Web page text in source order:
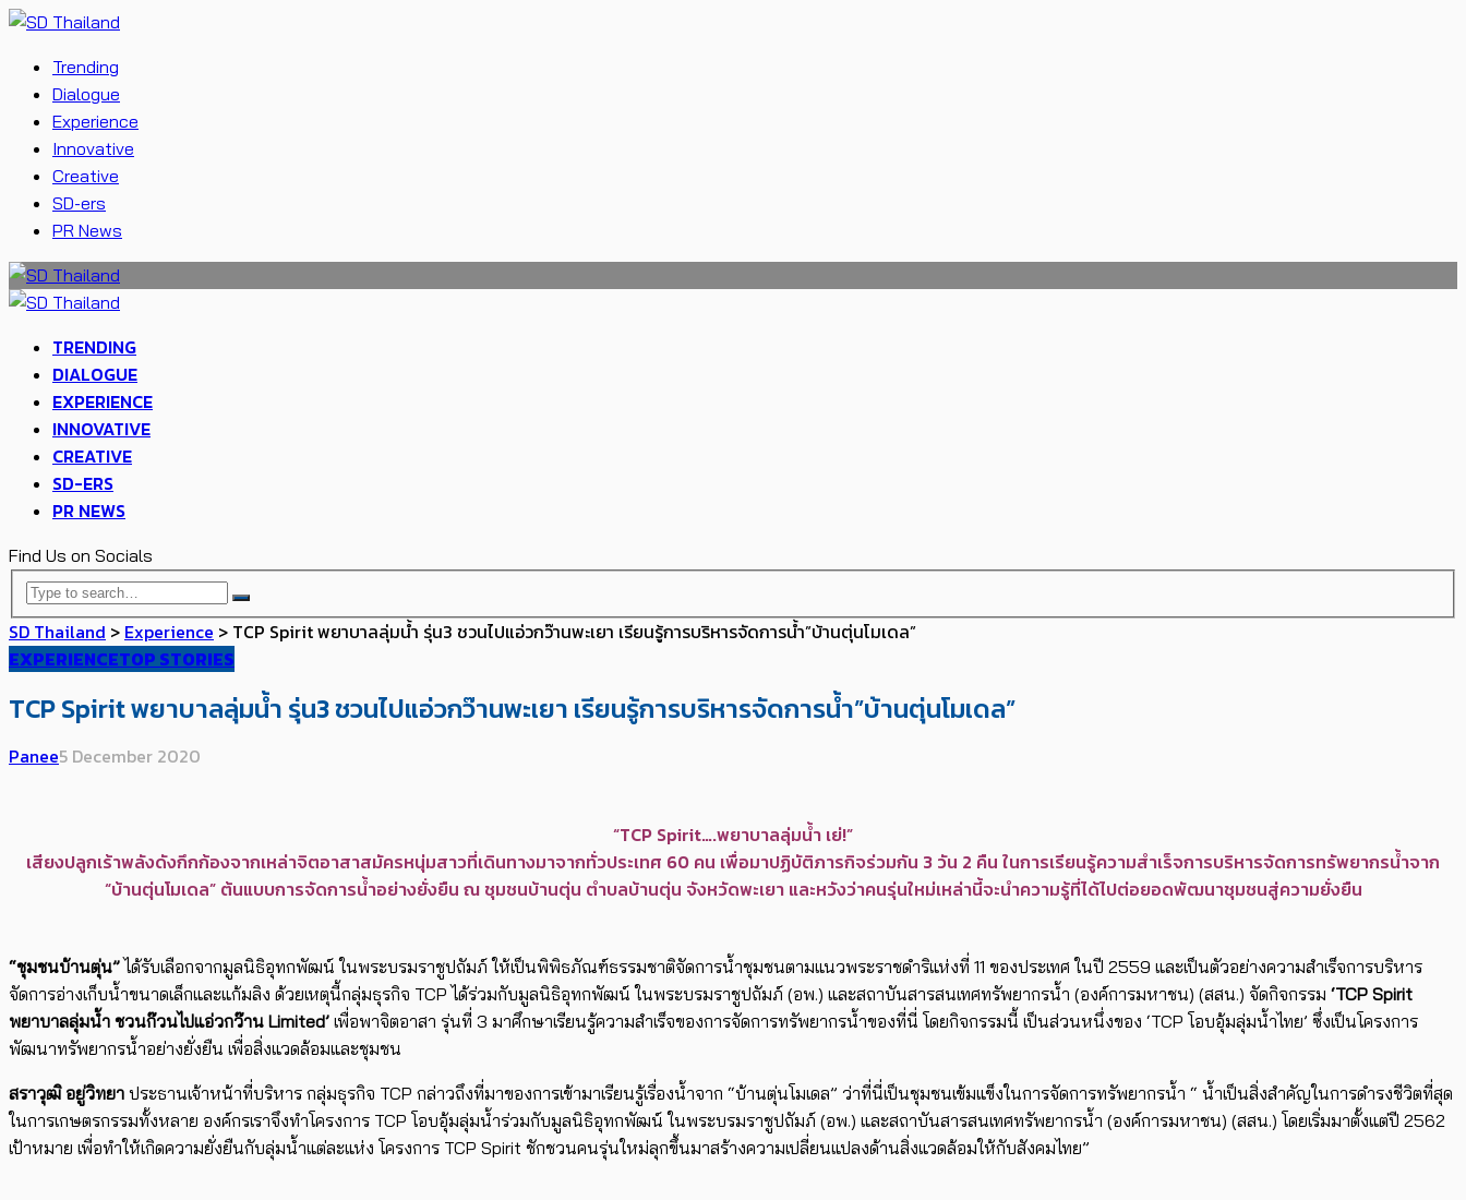
Trending
Dialogue
Experience
Innovative
Creative
SD-ers
PR News
TRENDING
DIALOGUE
EXPERIENCE
INNOVATIVE
CREATIVE
SD-ERS
PR NEWS
Find Us on Socials
SD Thailand > Experience > TCP Spirit พยาบาลลุ่มน้ำ รุ่น3 ชวนไปแอ่วกว๊านพะเยา เรียนรู้การบริหารจัดการน้ำ”บ้านตุ่นโมเดล”
EXPERIENCETOP STORIES
TCP Spirit พยาบาลลุ่มน้ำ รุ่น3 ชวนไปแอ่วกว๊านพะเยา เรียนรู้การบริหารจัดการน้ำ”บ้านตุ่นโมเดล”
Panee5 December 2020
“TCP Spirit….พยาบาลลุ่มน้ำ เย่!”
เสียงปลูกเร้าพลังดังกึกก้องจากเหล่าจิตอาสาสมัครหนุ่มสาวที่เดินทางมาจากทั่วประเทศ 60 คน เพื่อมาปฏิบัติภารกิจร่วมกัน 3 วัน 2 คืน ในการเรียนรู้ความสำเร็จการบริหารจัดการทรัพยากรน้ำจาก
“บ้านตุ่นโมเดล” ต้นแบบการจัดการน้ำอย่างยั่งยืน ณ ชุมชนบ้านตุ่น ตำบลบ้านตุ่น จังหวัดพะเยา และหวังว่าคนรุ่นใหม่เหล่านี้จะนำความรู้ที่ได้ไปต่อยอดพัฒนาชุมชนสู่ความยั่งยืน
“ชุมชนบ้านตุ่น”ได้รับเลือกจากมูลนิธิอุทกพัฒน์ ในพระบรมราชูปถัมภ์ ให้เป็นพิพิธภัณฑ์ธรรมชาติจัดการน้ำชุมชนตามแนวพระราชดำริแห่งที่ 11 ของประเทศ ในปี 2559 และเป็นตัวอย่างความสำเร็จการบริหาร
จัดการอ่างเก็บน้ำขนาดเล็กและแก้มลิง ด้วยเหตุนี้กลุ่มธุรกิจ TCP ได้ร่วมกับมูลนิธิอุทกพัฒน์ ในพระบรมราชูปถัมภ์ (อพ.) และสถาบันสารสนเทศทรัพยากรน้ำ (องค์การมหาชน) (สสน.) จัดกิจกรรม ‘TCP Spirit
พยาบาลลุ่มน้ำ ชวนก๊วนไปแอ่วกว๊าน Limited’ เพื่อพาจิตอาสา รุ่นที่ 3 มาศึกษาเรียนรู้ความสำเร็จของการจัดการทรัพยากรน้ำของที่นี่ โดยกิจกรรมนี้ เป็นส่วนหนึ่งของ ‘TCP โอบอุ้มลุ่มน้ำไทย’ ซึ่งเป็นโครงการ
พัฒนาทรัพยากรน้ำอย่างยั่งยืน เพื่อสิ่งแวดล้อมและชุมชน
สราวุฒิ อยู่วิทยา ประธานเจ้าหน้าที่บริหาร กลุ่มธุรกิจ TCP กล่าวถึงที่มาของการเข้ามาเรียนรู้เรื่องน้ำจาก “บ้านตุ่นโมเดล” ว่าที่นี่เป็นชุมชนเข้มแข็งในการจัดการทรัพยากรน้ำ “ น้ำเป็นสิ่งสำคัญในการดำรงชีวิตที่สุด
ในการเกษตรกรรมทั้งหลาย องค์กรเราจึงทำโครงการ TCP โอบอุ้มลุ่มน้ำร่วมกับมูลนิธิอุทกพัฒน์ ในพระบรมราชูปถัมภ์ (อพ.) และสถาบันสารสนเทศทรัพยากรน้ำ (องค์การมหาชน) (สสน.) โดยเริ่มมาตั้งแต่ปี 2562
เป้าหมาย เพื่อทำให้เกิดความยั่งยืนกับลุ่มน้ำแต่ละแห่ง โครงการ TCP Spirit ชักชวนคนรุ่นใหม่ลุกขึ้นมาสร้างความเปลี่ยนแปลงด้านสิ่งแวดล้อมให้กับสังคมไทย”